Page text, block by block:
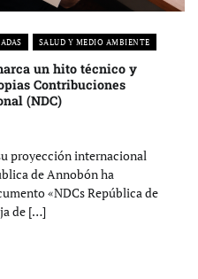
SALUD Y MEDIO AMBIENTE
un hito técnico y
Contribuciones
(NDC)
proyección internacional
de Annobón ha
«NDCs República de
de […]